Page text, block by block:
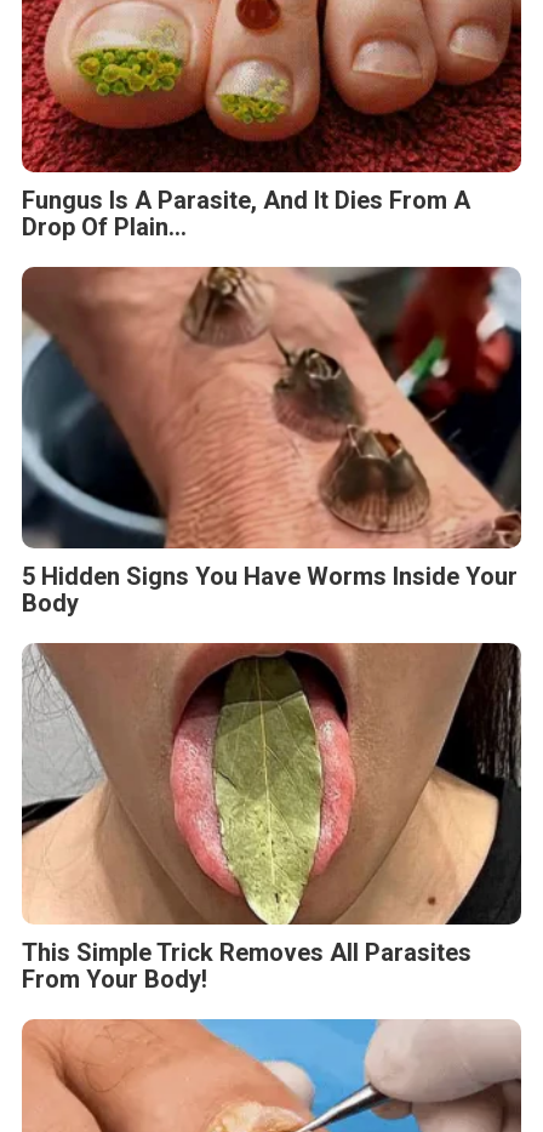
Fungus Is A Parasite, And It Dies From A
Drop Of Plain...
5 Hidden Signs You Have Worms Inside Your
Body
This Simple Trick Removes All Parasites
From Your Body!